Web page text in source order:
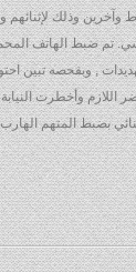
وآخرين وذلك لإثنائهم
تم ضبط الهاتف
, وبفحصه تبين
اللازم وأخطرت النيابة
بضبط المتهم